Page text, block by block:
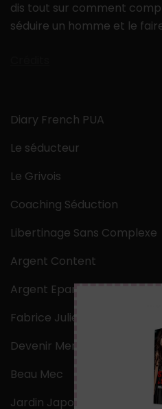
dis tout sur comment
séduire un homme et le
Diary French PUA
Le séducteur
Le Grivois
Coaching Séduction
Libertinage Sans Complexe
Argent Content
Argent Epargne
Fabrice Julien
Devenir Mentaliste
Beau Mec
Jardin Japonais Zen